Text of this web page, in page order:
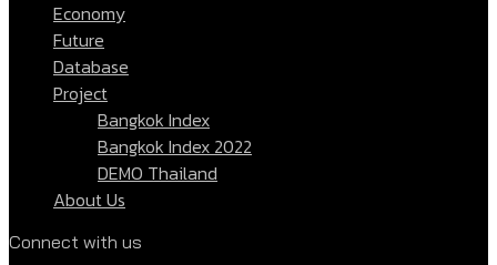
Economy
Future
Database
Project
Bangkok Index
Bangkok Index 2022
DEMO Thailand
About Us
Connect with us